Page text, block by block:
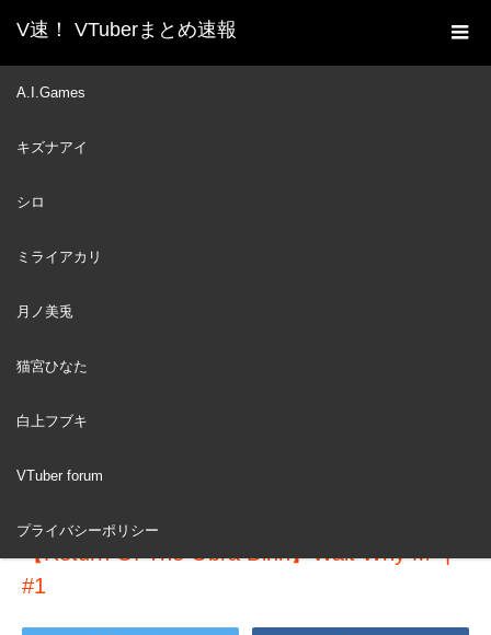
V速！ VTuberまとめ速報
A.I.Games
キズナアイ
シロ
ミライアカリ
月ノ美兎
猫宮ひなた
白上フブキ
VTuber forum
プライバシーポリシー
ホーム
新着動画一覧
20
【Return Of The Obra Dinn】Wait Why M- |
#1